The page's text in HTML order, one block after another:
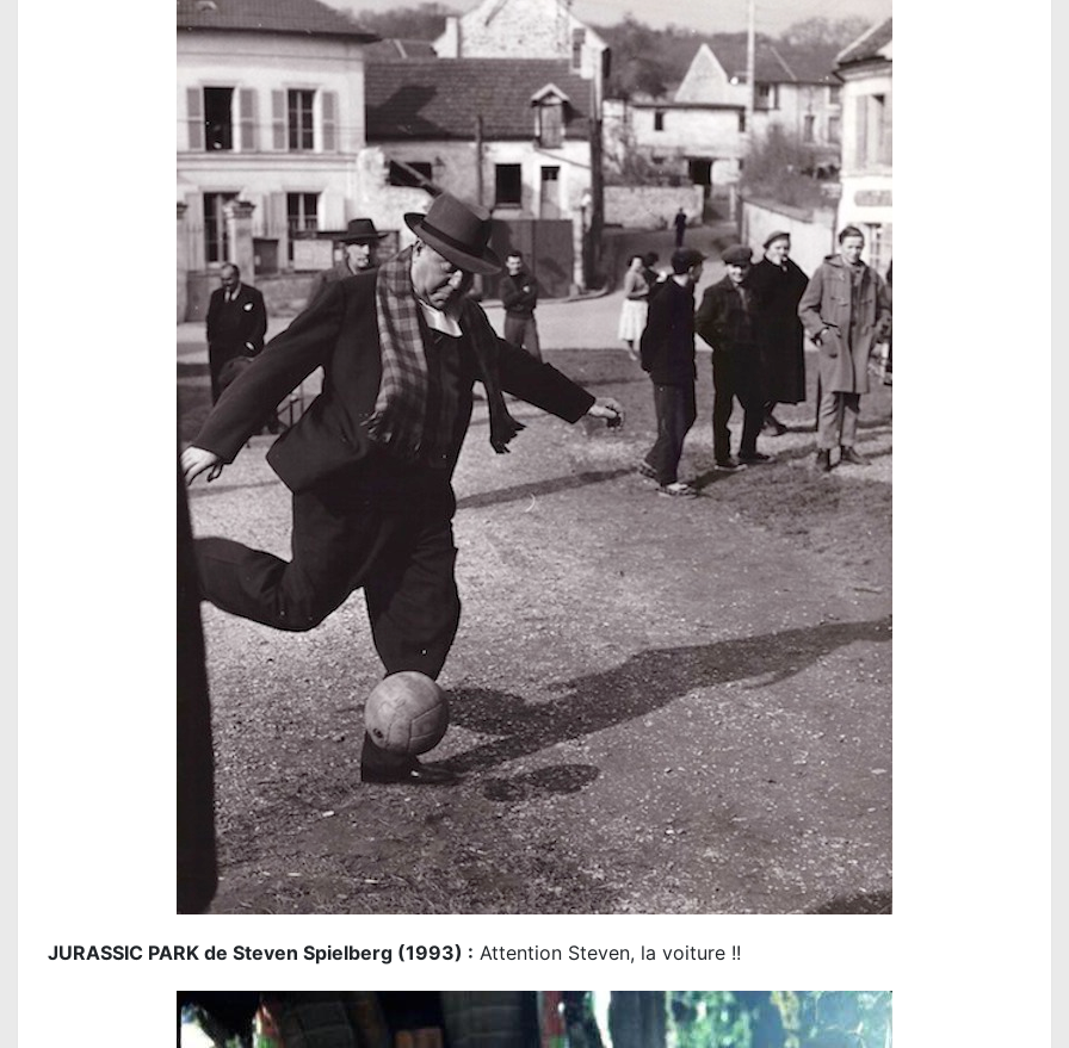
JURASSIC PARK de Steven Spielberg (1993) : Attention Steven, la voiture !!